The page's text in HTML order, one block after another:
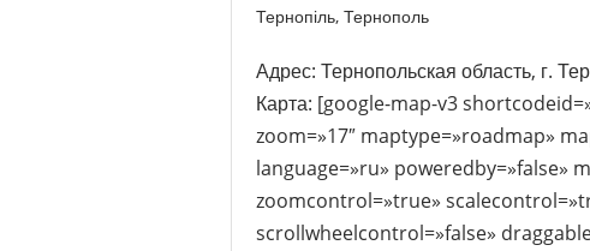
Тернопіль, Тернополь
Адрес: Тернопольская область, г.
Карта: [google-map-v3
zoom=»17″ maptype=»roadmap»
language=»ru» poweredby=»false»
zoomcontrol=»true»
scrollwheelcontrol=»false»